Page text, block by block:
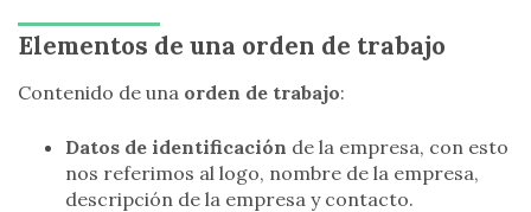
Elementos de una orden de trabajo
Contenido de una orden de trabajo:
Datos de identificación de la empresa, con esto
nos referimos al logo, nombre de la empresa,
descripción de la empresa y contacto.